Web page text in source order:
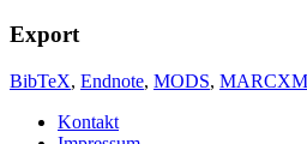
Export
BibTeX, Endnote, MODS,
Kontakt